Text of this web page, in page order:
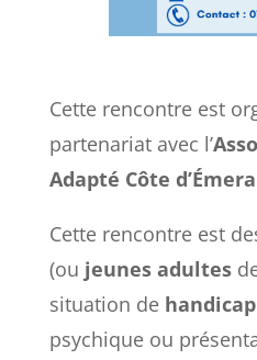
Cette rencontre est
partenariat avec l’
Adapté Côte
Cette rencontre est
(ou jeunes adultes
situation de handicap
psychique ou